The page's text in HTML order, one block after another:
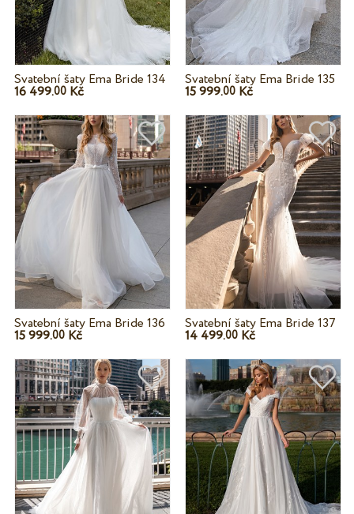
Svatební šaty Ema Bride 134
16 499.00Kč
Svatební šaty Ema Bride 135
15 999.00 Kč
Svatební šaty Ema Bride 136
15 999.00Kč
Svatební šaty Ema Bride 137
14 499.00 Kč